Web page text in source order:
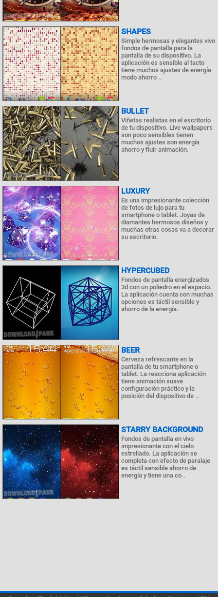
SHAPES
Simple hermosas y elegantes vivo
fondos de pantalla para la
pantalla de su dispositivo. La
aplicación es sensible al tacto
tiene muchos ajustes de energía
modo ahorro ..
BULLET
Viñetas realistas en el escritorio
de tu dispositivo. Live wallpapers
son poco sensibles tienen
muchos ajustes son energía
ahorro y fluir animación.
LUXURY
Es una impresionante colección
de fotos de lujo para tu
smartphone o tablet. Joyas de
diamantes hermosos diseños y
muchas otras cosas va a decorar
su escritorio.
HYPERCUBED
Fondos de pantalla energizados
3d con un poliedro en el espacio.
La aplicación cuenta con muchas
opciones es táctil sensible y
ahorro de la energía.
BEER
Cerveza refrescante en la
pantalla de tu smartphone o
tablet. La reacciona aplicación
tiene animación suave
configuración práctico y la
posición del dispositivo de ..
STARRY BACKGROUND
Fondos de pantalla en vivo
impresionante con el cielo
estrellado. La aplicación se
completa con efecto de paralaje
es táctil sensible ahorro de
energía y tiene una co..